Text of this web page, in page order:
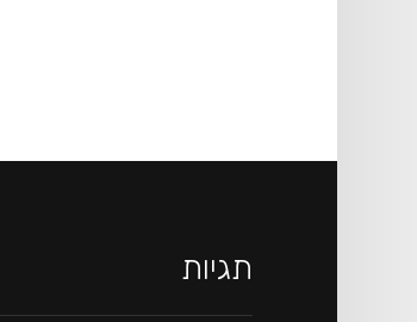
תגיות